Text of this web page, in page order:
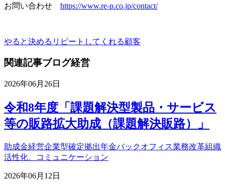
お問い合わせ https://www.re-p.co.jp/contact/
やると決める リピートしてくれる顧客
関連記事ブログ経営
2026年06月26日
令和8年度「課題解決型製品・サービス
等の販路拡大助成（課題解決販路）」
助成金経営企業型確定拠出年金バックオフィス業務改革組織
活性化、コミュニケーション
2026年06月12日